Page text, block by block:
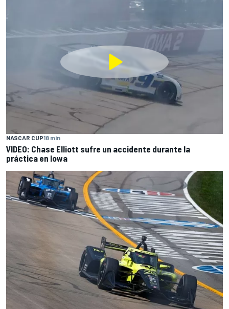
NASCAR CUP18 min
VIDEO: Chase Elliott sufre un accidente durante la
práctica en Iowa